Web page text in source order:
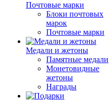
Почтовые марки
Блоки почтовых
марок
Почтовые марки
Медали и жетоны
Памятные медали
Монетовидные
жетоны
Награды